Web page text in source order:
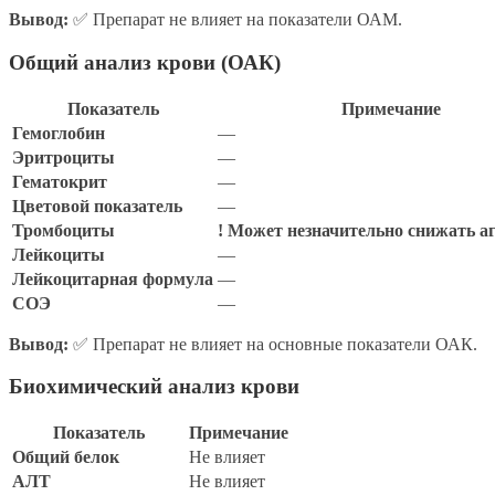
Вывод: ✅ Препарат не влияет на показатели ОАМ.
Общий анализ крови (ОАК)
Показатель
Примечание
Гемоглобин
—
Эритроциты
—
Гематокрит
—
Цветовой показатель
—
Тромбоциты
! Может незначительно снижать
Лейкоциты
—
Лейкоцитарная формула —
СОЭ
—
Вывод: ✅ Препарат не влияет на основные показатели ОАК.
Биохимический анализ крови
Показатель
Примечание
Общий белок
Не влияет
АЛТ
Не влияет